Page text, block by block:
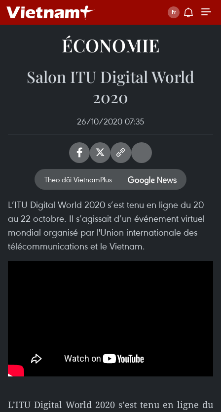
ÉCONOMIE
Salon ITU Digital World
2020
26/10/2020 07:35
Theo dõi VietnamPlus
L’ITU Digital World 2020 s’est tenu en ligne du 20
au 22 octobre. Il s’agissait d’un événement virtuel
mondial organisé par l'Union internationale des
télécommunications et le Vietnam.
L’ITU Digital World 2020 s’est tenu en ligne du